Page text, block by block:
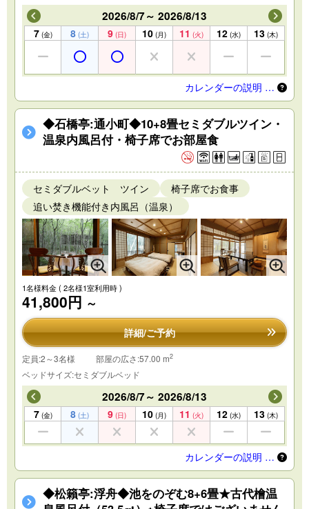
2026/8/7～ 2026/8/13
7 (金) 8 (土) 9 (日) 10 (月) 11 (火) 12 (水) 13 (木)
カレンダーの説明 …
◆石橋亭:通小町◆10+8畳セミダブルツイン・
温泉内風呂付・椅子席でお部屋食
セミダブルベット ツイン
椅子席でお食事
追い焚き機能付き内風呂（温泉）
1名様料金( 2名様1室利用時 )
41,800円 ～
詳細/ご予約
定員:2～3名様 部屋の広さ:57.00 m2
ベッドサイズ:セミダブルベッド
2026/8/7～ 2026/8/13
7 (金) 8 (土) 9 (日) 10 (月) 11 (火) 12 (水) 13 (木)
カレンダーの説明 …
◆松籟亭:浮舟◆池をのぞむ8+6畳★古代檜温